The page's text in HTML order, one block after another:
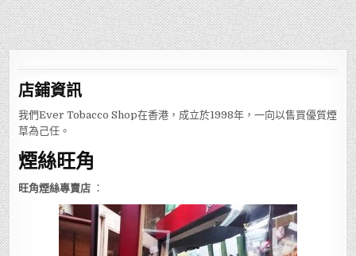
店鋪資訊
我們Ever Tobacco Shop在香港，成立於1998年，一向以售買優質煙
草為己任。
煙絲旺角
旺角煙絲專賣店 ：